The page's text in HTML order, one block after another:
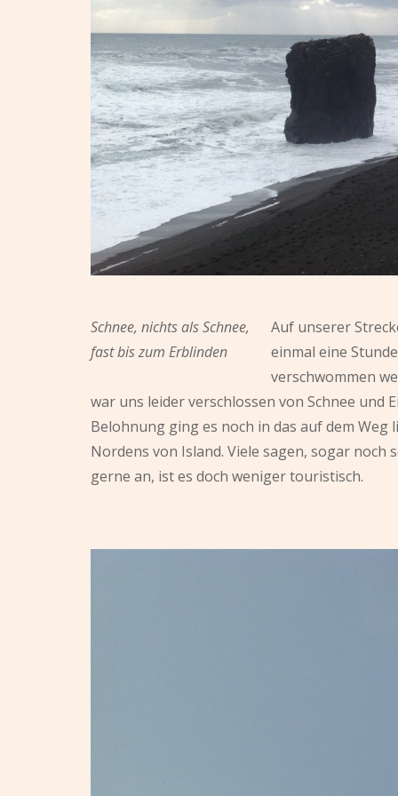
Schnee, nichts als Schnee,
fast bis zum Erblinden
Auf unserer
einmal eine
verschwommen
war uns leider verschlossen von Schnee und
Belohnung ging es noch in das auf dem
Nordens von Island. Viele sagen, sogar noch
gerne an, ist es doch weniger touristisch.